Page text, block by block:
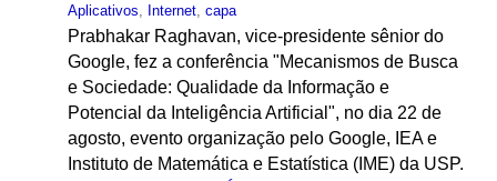
Aplicativos, Internet, capa
Prabhakar Raghavan, vice-presidente sênior do
Google, fez a conferência "Mecanismos de Busca
e Sociedade: Qualidade da Informação e
Potencial da Inteligência Artificial", no dia 22 de
agosto, evento organização pelo Google, IEA e
Instituto de Matemática e Estatística (IME) da USP.